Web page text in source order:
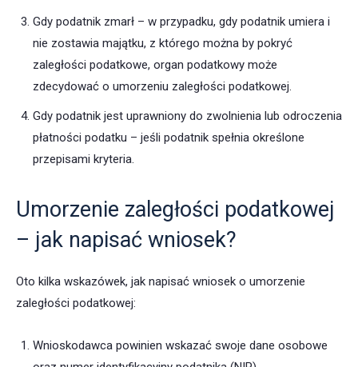
Gdy podatnik zmarł – w przypadku, gdy podatnik umiera i
nie zostawia majątku, z którego można by pokryć
zaległości podatkowe, organ podatkowy może
zdecydować o umorzeniu zaległości podatkowej.
Gdy podatnik jest uprawniony do zwolnienia lub odroczenia
płatności podatku – jeśli podatnik spełnia określone
przepisami kryteria.
Umorzenie zaległości podatkowej
– jak napisać wniosek?
Oto kilka wskazówek, jak napisać wniosek o umorzenie
zaległości podatkowej:
Wnioskodawca powinien wskazać swoje dane osobowe